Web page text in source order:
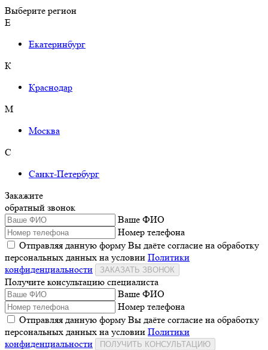
Выберите регион
Е
Екатеринбург
К
Краснодар
М
Москва
С
Санкт-Петербург
Закажите
обратный звонок
Ваше ФИО
Номер телефона
Отправляя данную форму Вы даёте согласие на обработку
персональных данных на условии Политики
конфиденциальности
ЗАКАЗАТЬ ЗВОНОК
Получите консультацию специалиста
Ваше ФИО
Номер телефона
Отправляя данную форму Вы даёте согласие на обработку
персональных данных на условии Политики
конфиденциальности
ПОЛУЧИТЬ КОНСУЛЬТАЦИЮ